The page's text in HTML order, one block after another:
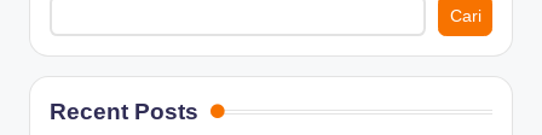
Cari
Recent Posts